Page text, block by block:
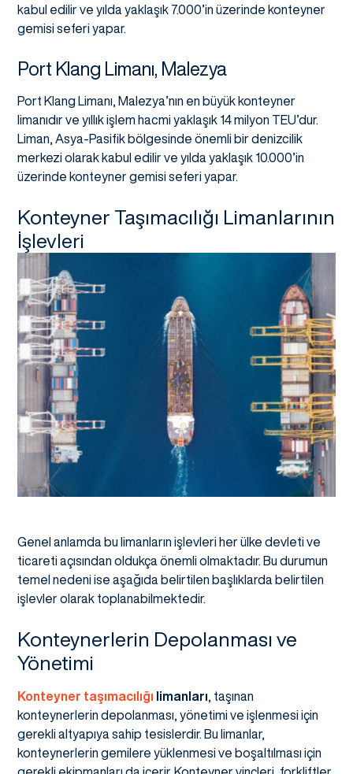
kabul edilir ve yılda yaklaşık 7.000’in üzerinde konteyner
gemisi seferi yapar.
Port Klang Limanı, Malezya
Port Klang Limanı, Malezya’nın en büyük konteyner
limanıdır ve yıllık işlem hacmi yaklaşık 14 milyon TEU’dur.
Liman, Asya-Pasifik bölgesinde önemli bir denizcilik
merkezi olarak kabul edilir ve yılda yaklaşık 10.000’in
üzerinde konteyner gemisi seferi yapar.
Konteyner Taşımacılığı Limanlarının
İşlevleri
Genel anlamda bu limanların işlevleri her ülke devleti ve
ticareti açısından oldukça önemli olmaktadır. Bu durumun
temel nedeni ise aşağıda belirtilen başlıklarda belirtilen
işlevler olarak toplanabilmektedir.
Konteynerlerin Depolanması ve
Yönetimi
Konteyner taşımacılığı limanları , taşınan
konteynerlerin depolanması, yönetimi ve işlenmesi için
gerekli altyapıya sahip tesislerdir. Bu limanlar,
konteynerlerin gemilere yüklenmesi ve boşaltılması için